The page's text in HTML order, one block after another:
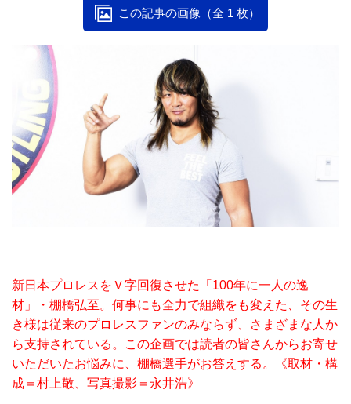
この記事の画像（全 1 枚）
新日本プロレスをＶ字回復させた「100年に一人の逸
材」・棚橋弘至。何事にも全力で組織をも変えた、その生
き様は従来のプロレスファンのみならず、さまざまな人か
ら支持されている。この企画では読者の皆さんからお寄せ
いただいたお悩みに、棚橋選手がお答えする。《取材・構
成＝村上敬、写真撮影＝永井浩》